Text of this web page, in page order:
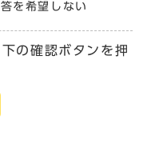
を希望しない
の確認ボタンを押